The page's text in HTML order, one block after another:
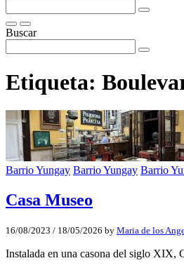
Buscar
Etiqueta:
Barrio Yungay Barrio Yungay Barrio
Casa Museo
16/08/2023 / 18/05/2026 by Maria de los
Instalada en una casona del siglo XIX,